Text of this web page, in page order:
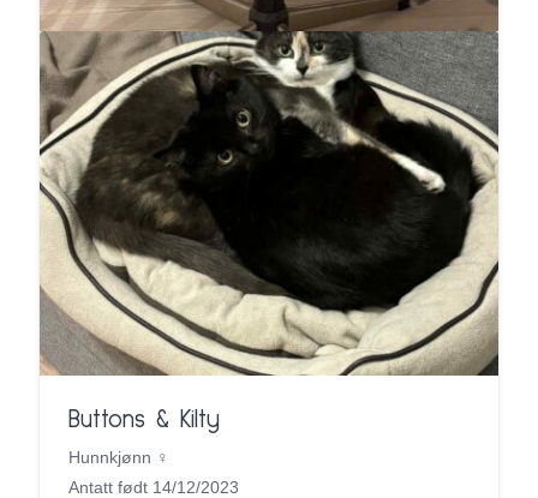
Buttons & Kilty
Hunnkjønn ♀
Antatt født 14/12/2023